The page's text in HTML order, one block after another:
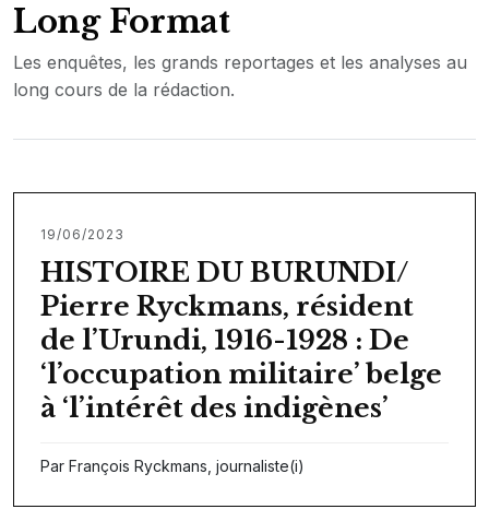
Long Format
Les enquêtes, les grands reportages et les analyses au
long cours de la rédaction.
19/06/2023
HISTOIRE DU BURUNDI/
Pierre Ryckmans, résident
de l’Urundi, 1916-1928 : De
‘l’occupation militaire’ belge
à ‘l’intérêt des indigènes’
Par François Ryckmans, journaliste(i)